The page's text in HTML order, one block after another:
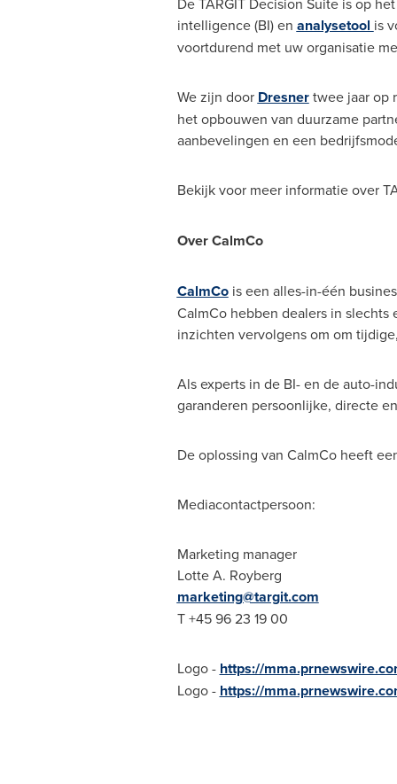
intelligence (BI) en analysetool is
voortdurend met uw organisatie
We zijn door Dresnertwee jaar op
het opbouwen van duurzame
aanbevelingen en een
Bekijk voor meer informatie over
Over CalmCo
CalmCois een alles-in-één
CalmCo hebben dealers in
inzichten vervolgens om om
Als experts in de BI- en de auto-
garanderen persoonlijke, directe
De oplossing van CalmCo heeft
Mediacontactpersoon:
Marketing manager
Lotte A. Royberg
marketing@targit.com
T +45 96 23 19 00
Logo - https://
Logo - https://